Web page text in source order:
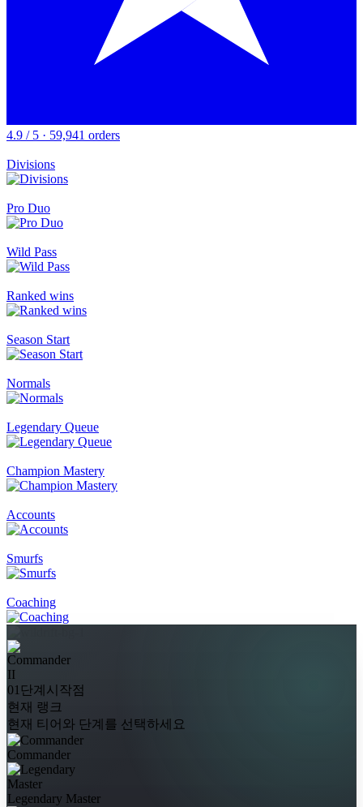
4.9 / 5 · 59,941 orders
Divisions
Pro Duo
Wild Pass
Ranked wins
Season Start
Normals
Legendary Queue
Champion Mastery
Accounts
Smurfs
Coaching
II
01단계 시작점
현재 랭크
현재 티어와 단계를 선택하세요
Commander
Legendary Master